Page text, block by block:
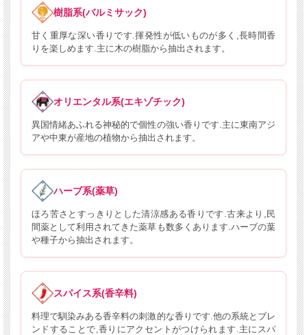
樹脂系(バルミサック)
甘く重厚な深い香りです.揮発性が低いものが多く,長時間香
りを楽しめます.主に木の樹脂から抽出されます。
オリエンタル系(エキゾチック)
異国情緒あふれる神秘的で個性の強い香りです.主に東南アジ
アや中東が産地の植物から抽出されます。
ハーブ系(薬草)
ほろ苦さとすっきりとした清涼感ある香りです.古来より,民
間薬として利用されてきた薬草も数多くあります.ハーブの葉
や種子から抽出されます。
スパイス系(香辛料)
料理で馴染みある香辛料の刺激的な香りです.他の系統とブレ
ンドすることで,香りにアクセントがつけられます.主にスパ